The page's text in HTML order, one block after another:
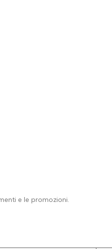
e le promozioni.